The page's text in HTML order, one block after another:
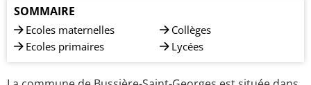
SOMMAIRE
Ecoles maternelles
Ecoles primaires
Collèges
Lycées